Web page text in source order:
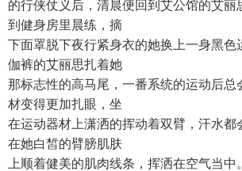
的行侠仗义后，清晨便回到艾公馆的艾丽
到健身房里晨练，摘
下面罩脱下夜行紧身衣的她换上一身黑色
伽裤的艾丽思扎着她
那标志性的高马尾，一番系统的运动后总
材变得更加扎眼，坐
在运动器材上潇洒的挥动着双臂，汗水都
在她白皙的臂膀肌肤
上顺着健美的肌肉线条，挥洒在空气当